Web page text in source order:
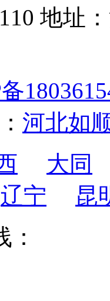
地址
河北如
大同
辽宁
昆